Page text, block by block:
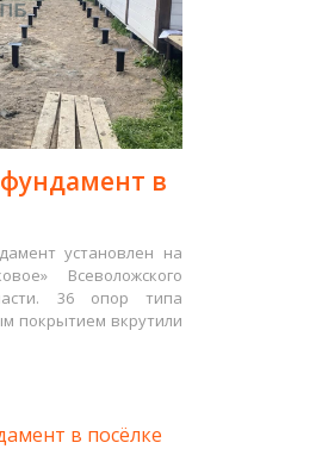
в
установлен на
Всеволожского
36 опор типа
покрытием вкрутили